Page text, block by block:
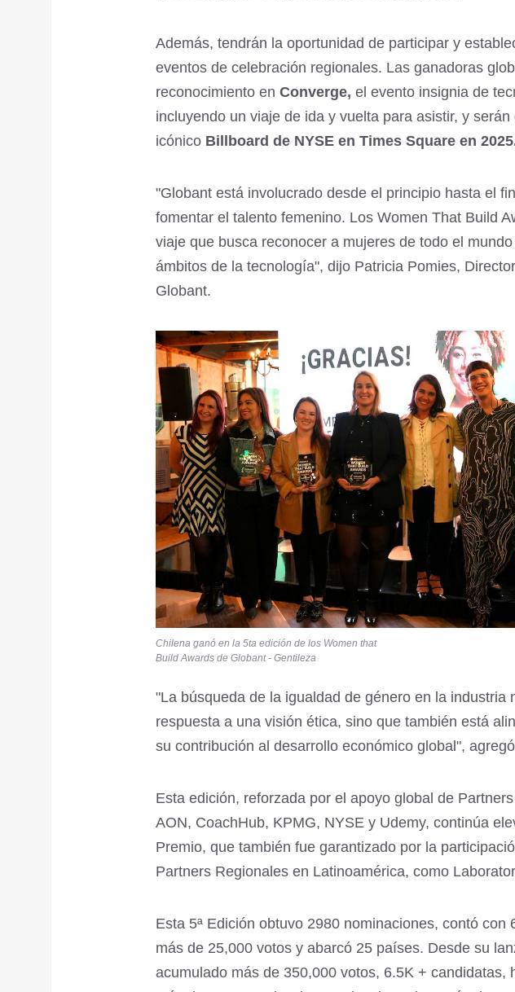
Además, tendrán la oportunidad de participar y
eventos de celebración regionales. Las ganadoras
reconocimiento enConverge, el evento insignia de
incluyendo un viaje de ida y vuelta para asistir, y
icónico Billboard de NYSE en Times Square en
"Globant está involucrado desde el principio hasta el
fomentar el talento femenino. Los Women That Build
viaje que busca reconocer a mujeres de todo el
ámbitos de la tecnología", dijo Patricia Pomies,
Globant.
Chilena ganó en la 5ta edición de los Women that
Build Awards de Globant - Gentileza
"La búsqueda de la igualdad de género en la industria
respuesta a una visión ética, sino que también está
su contribución al desarrollo económico global",
Esta edición, reforzada por el apoyo global de
AON, CoachHub, KPMG, NYSE y Udemy, continúa
Premio, que también fue garantizado por la
Partners Regionales en Latinoamérica, como
Esta 5ª Edición obtuvo 2980 nominaciones, contó con
más de 25,000 votos y abarcó 25 países. Desde su
acumulado más de 350,000 votos, 6.5K + candidatas,